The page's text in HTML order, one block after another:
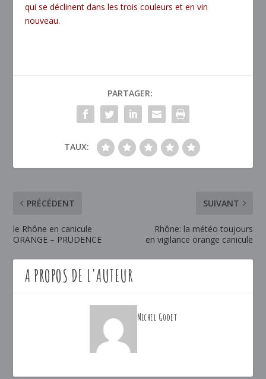
qui se déclinent dans les trois couleurs et en vin
nouveau.
PARTAGER:
TAUX:
PRÉCÉDENT
le Rhône en canicule
ORANGE – PRUDENCE
SUIVANT
Rhône: la météo toujours
en vigilance orange canicule
A PROPOS DE L'AUTEUR
Michel Godet